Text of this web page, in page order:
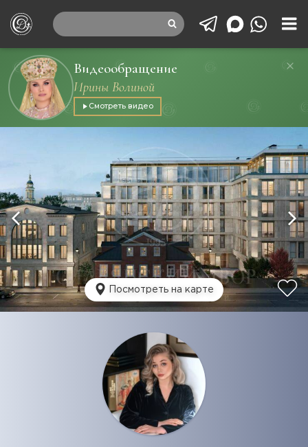
Видеообращение
Ирины Волиной
Смотреть видео
Посмотреть на карте